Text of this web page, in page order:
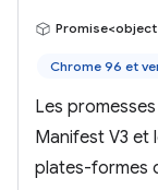
Chrome 96 et
Les
Manifest V3 et
plates-formes